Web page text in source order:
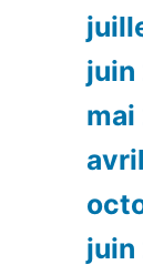
juin
juin